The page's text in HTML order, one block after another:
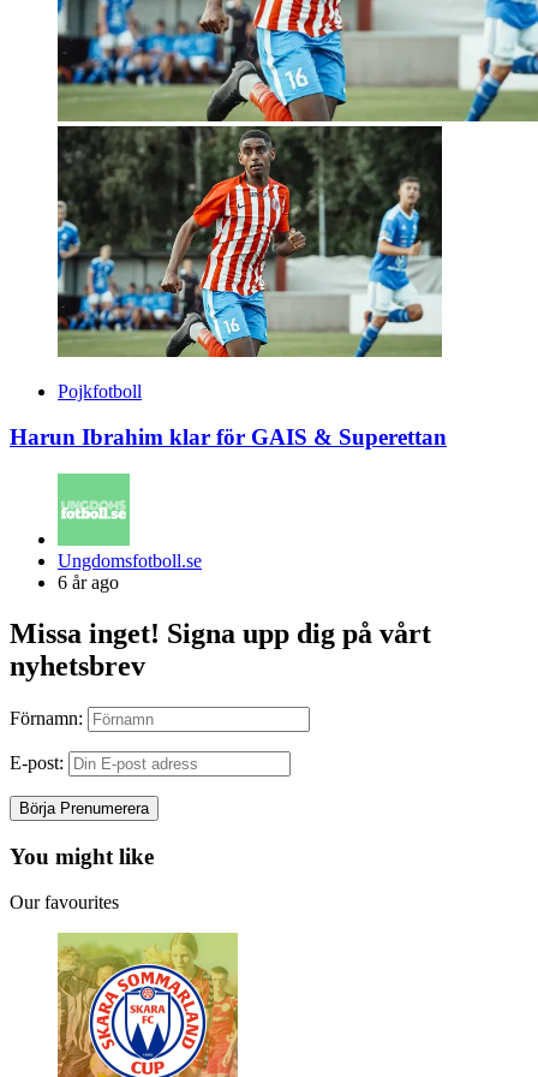
Pojkfotboll
Harun Ibrahim klar för GAIS & Superettan
Posted
by
Ungdomsfotboll.se
6 år ago
Missa inget! Signa upp dig på vårt
nyhetsbrev
Förnamn:
E-post:
You might like
Our favourites